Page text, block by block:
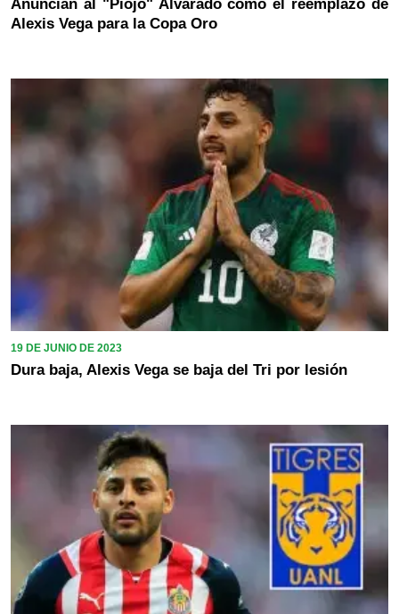
Anuncian al "Piojo" Alvarado como el reemplazo de
Alexis Vega para la Copa Oro
19 DE JUNIO DE 2023
Dura baja, Alexis Vega se baja del Tri por lesión